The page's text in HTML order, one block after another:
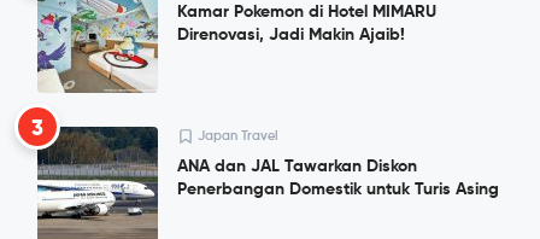
Kamar Pokemon di Hotel MIMARU
Direnovasi, Jadi Makin Ajaib!
3 Japan Travel
ANA dan JAL Tawarkan Diskon
Penerbangan Domestik untuk Turis Asing